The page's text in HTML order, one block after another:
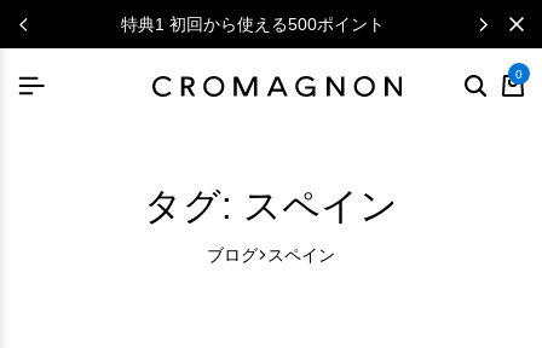
特典1 初回から使える500ポイント
0
タグ: スペイン
ブログ スペイン